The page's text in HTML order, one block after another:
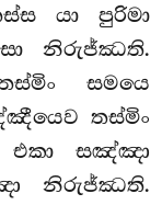
යා පුරිමා
සා නිරුජ්ඣති.
සමයෙ
තස්මිං
එකා සඤ්ඤා
නිරුජ්ඣති.